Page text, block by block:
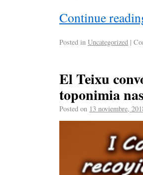
Continue
Posted in Uncategorized |
El Teixu
toponimia
Posted on 13 noviembre,